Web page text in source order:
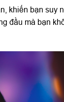
khiến bạn suy
đầu mà bạn